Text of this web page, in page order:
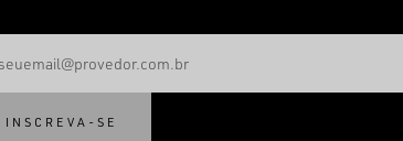
INSCREVA-SE